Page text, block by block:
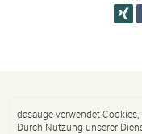
dasauge verwendet
Durch Nutzung unserer